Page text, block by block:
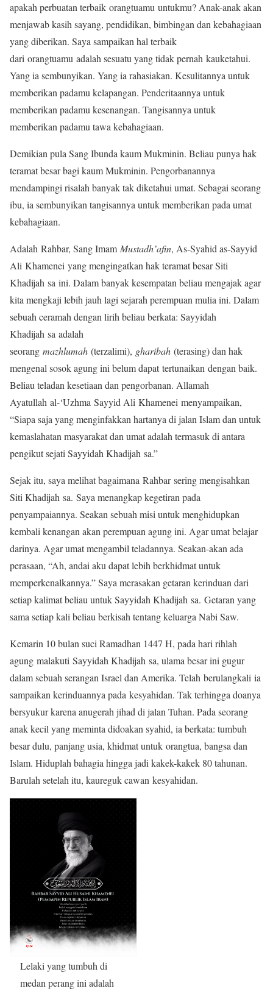
apakah perbuatan terbaik orangtuamu untukmu? Anak-anak akan
menjawab kasih sayang, pendidikan, bimbingan dan kebahagiaan
yang diberikan. Saya sampaikan hal terbaik
dari orangtuamu adalah sesuatu yang tidak pernah kauketahui.
Yang ia sembunyikan. Yang ia rahasiakan. Kesulitannya untuk
memberikan padamu kelapangan. Penderitaannya untuk
memberikan padamu kesenangan. Tangisannya untuk
memberikan padamu tawa kebahagiaan.
Demikian pula Sang Ibunda kaum Mukminin. Beliau punya hak
teramat besar bagi kaum Mukminin. Pengorbanannya
mendampingi risalah banyak tak diketahui umat. Sebagai seorang
ibu, ia sembunyikan tangisannya untuk memberikan pada umat
kebahagiaan.
Adalah Rahbar, Sang Imam Mustadh’afin, As-Syahid as-Sayyid
Ali Khamenei yang mengingatkan hak teramat besar Siti
Khadijah sa ini. Dalam banyak kesempatan beliau mengajak agar
kita mengkaji lebih jauh lagi sejarah perempuan mulia ini. Dalam
sebuah ceramah dengan lirih beliau berkata: Sayyidah
Khadijah sa adalah
seorang mazhlumah (terzalimi), gharibah (terasing) dan hak
mengenal sosok agung ini belum dapat tertunaikan dengan baik.
Beliau teladan kesetiaan dan pengorbanan. Allamah
Ayatullah al-‘Uzhma Sayyid Ali Khamenei menyampaikan,
“Siapa saja yang menginfakkan hartanya di jalan Islam dan untuk
kemaslahatan masyarakat dan umat adalah termasuk di antara
pengikut sejati Sayyidah Khadijah sa.”
Sejak itu, saya melihat bagaimana Rahbar sering mengisahkan
Siti Khadijah sa. Saya menangkap kegetiran pada
penyampaiannya. Seakan sebuah misi untuk menghidupkan
kembali kenangan akan perempuan agung ini. Agar umat belajar
darinya. Agar umat mengambil teladannya. Seakan-akan ada
perasaan, “Ah, andai aku dapat lebih berkhidmat untuk
memperkenalkannya.” Saya merasakan getaran kerinduan dari
setiap kalimat beliau untuk Sayyidah Khadijah sa. Getaran yang
sama setiap kali beliau berkisah tentang keluarga Nabi Saw.
Kemarin 10 bulan suci Ramadhan 1447 H, pada hari rihlah
agung malakuti Sayyidah Khadijah sa, ulama besar ini gugur
dalam sebuah serangan Israel dan Amerika. Telah berulangkali ia
sampaikan kerinduannya pada kesyahidan. Tak terhingga doanya
bersyukur karena anugerah jihad di jalan Tuhan. Pada seorang
anak kecil yang meminta didoakan syahid, ia berkata: tumbuh
besar dulu, panjang usia, khidmat untuk orangtua, bangsa dan
Islam. Hiduplah bahagia hingga jadi kakek-kakek 80 tahunan.
Barulah setelah itu, kaureguk cawan kesyahidan.
Lelaki yang tumbuh di
medan perang ini adalah